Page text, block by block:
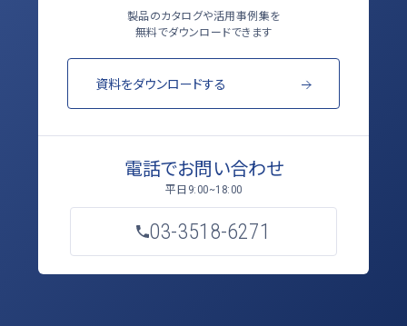
製品のカタログや活用事例集を
無料でダウンロードできます
資料をダウンロードする
電話でお問い合わせ
平日 9:00~18:00
03-3518-6271